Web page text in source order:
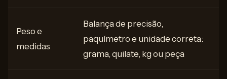
Peso e
medidas
Balança de precisão,
paquímetro e unidade correta:
grama, quilate, kg ou peça